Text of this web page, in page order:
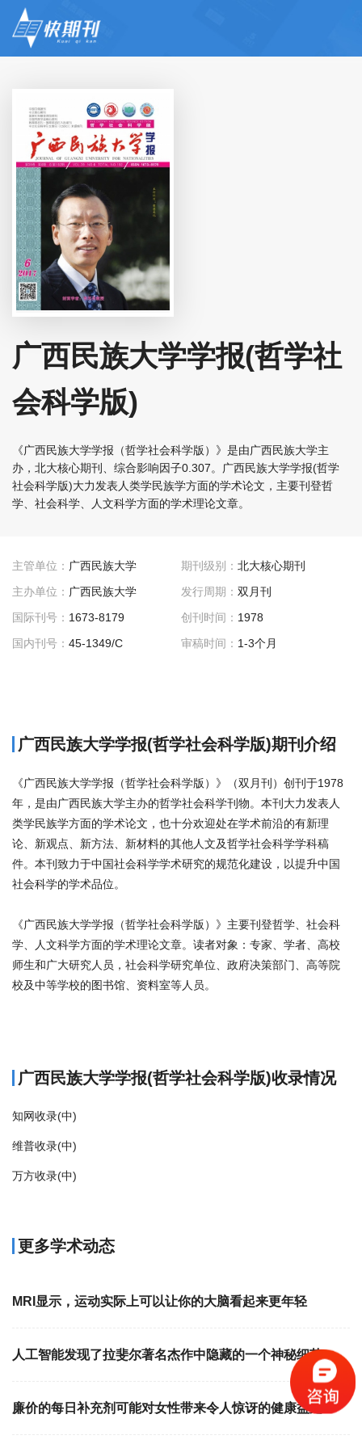
广西民族大学学报(哲学社
会科学版)
《广西民族大学学报（哲学社会科学版）》是由广西民族大学主
办，北大核心期刊、综合影响因子0.307。广西民族大学学报(哲学
社会科学版)大力发表人类学民族学方面的学术论文，主要刊登哲
学、社会科学、人文科学方面的学术理论文章。
主管单位： 广西民族大学
主办单位： 广西民族大学
国际刊号： 1673-8179
国内刊号： 45-1349/C
期刊级别： 北大核心期刊
发行周期： 双月刊
创刊时间： 1978
审稿时间： 1-3个月
广西民族大学学报(哲学社会科学版)期刊介绍
《广西民族大学学报（哲学社会科学版）》（双月刊）创刊于1978
年，是由广西民族大学主办的哲学社会科学刊物。本刊大力发表人
类学民族学方面的学术论文，也十分欢迎处在学术前沿的有新理
论、新观点、新方法、新材料的其他人文及哲学社会科学学科稿
件。本刊致力于中国社会科学学术研究的规范化建设，以提升中国
社会科学的学术品位。
《广西民族大学学报（哲学社会科学版）》主要刊登哲学、社会科
学、人文科学方面的学术理论文章。读者对象：专家、学者、高校
师生和广大研究人员，社会科学研究单位、政府决策部门、高等院
校及中等学校的图书馆、资料室等人员。
广西民族大学学报(哲学社会科学版)收录情况
知网收录(中)
维普收录(中)
万方收录(中)
更多学术动态
MRI显示，运动实际上可以让你的大脑看起来更年轻
人工智能发现了拉斐尔著名杰作中隐藏的一个神秘细节
廉价的每日补充剂可能对女性带来令人惊讶的健康益处